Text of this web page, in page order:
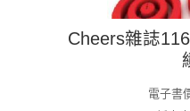
Cheers雜誌
電子書